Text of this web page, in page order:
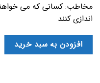
مخاطب: کسانی که می خواهند
اندازی کنند
افزودن به سبد خرید